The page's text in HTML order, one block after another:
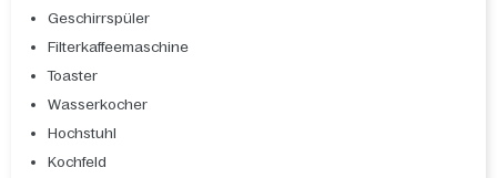
Geschirrspüler
Filterkaffeemaschine
Toaster
Wasserkocher
Hochstuhl
Kochfeld